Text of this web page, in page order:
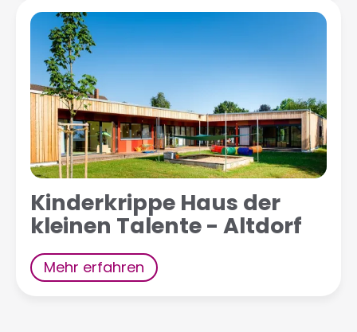
Kinderkrippe Haus der
kleinen Talente - Altdorf
Mehr erfahren